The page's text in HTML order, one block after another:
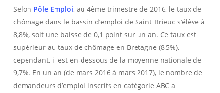
Selon Pôle Emploi, au 4ème trimestre de 2016, le taux de
chômage dans le bassin d’emploi de Saint-Brieuc s’élève à
8,8%, soit une baisse de 0,1 point sur un an. Ce taux est
supérieur au taux de chômage en Bretagne (8,5%),
cependant, il est en-dessous de la moyenne nationale de
9,7%. En un an (de mars 2016 à mars 2017), le nombre de
demandeurs d’emploi inscrits en catégorie ABC a